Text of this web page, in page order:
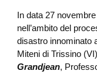
In data 27
nell’ambito del
disastro innominato
Miteni di Trissino
Grandjean,